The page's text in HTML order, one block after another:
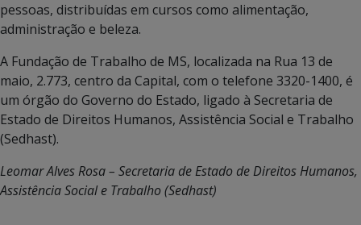
pessoas, distribuídas em cursos como alimentação,
administração e beleza.
A Fundação de Trabalho de MS, localizada na Rua 13 de
maio, 2.773, centro da Capital, com o telefone 3320-1400, é
um órgão do Governo do Estado, ligado à Secretaria de
Estado de Direitos Humanos, Assistência Social e Trabalho
(Sedhast).
Leomar Alves Rosa – Secretaria de Estado de Direitos Humanos,
Assistência Social e Trabalho (Sedhast)